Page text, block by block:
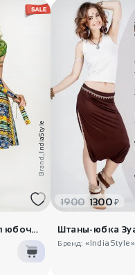
Brand_
IndiaStyle
Яркая этническая юбочка на завяз..
1900 1300 ₽
Бренд: «IndiaStyle»